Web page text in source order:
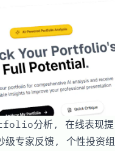
分析, 在线表现提
专家反馈, 个性投资组